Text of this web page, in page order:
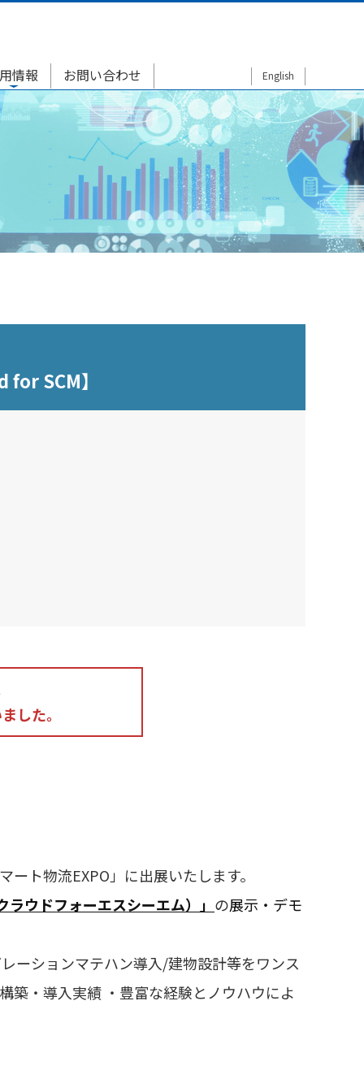
English
情報 お問い合わせ
for SCM】
した。
ト物流EXPO」に出展いたします。
ウドフォーエスシーエム）」 の展示・デモ
ーションマテハン導入/建物設計等をワンス
築・導入実績 ・豊富な経験とノウハウによ